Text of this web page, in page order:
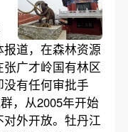
道，在森林资源
广才岭国有林区
有任何审批手
，从2005年开始
外开放。牡丹江